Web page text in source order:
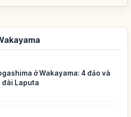
ở Wakayama: 4 đảo và
đài Laputa